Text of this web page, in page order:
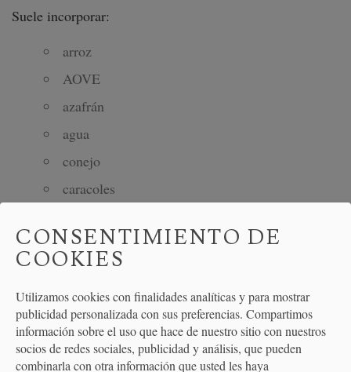
Suele incorporar:
arroz
AOVE
azafrán
agua
conejo
caracoles
ajo
pimiento rojo
pimienta negra
ARROZ A BANDA
CONSENTIMIENTO DE
COOKIES
Utilizamos cookies con finalidades analíticas y para mostrar
publicidad personalizada con sus preferencias. Compartimos
información sobre el uso que hace de nuestro sitio con nuestros
socios de redes sociales, publicidad y análisis, que pueden
combinarla con otra información que usted les haya